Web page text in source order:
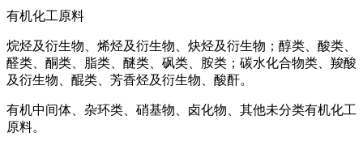
有机化工原料
烷烃及衍生物、烯烃及衍生物、炔烃及衍生物；醇类、酸类、
醛类、酮类、脂类、醚类、砜类、胺类；碳水化合物类、羧酸
及衍生物、醌类、芳香烃及衍生物、酸酐。
有机中间体、杂环类、硝基物、卤化物、其他未分类有机化工
原料。